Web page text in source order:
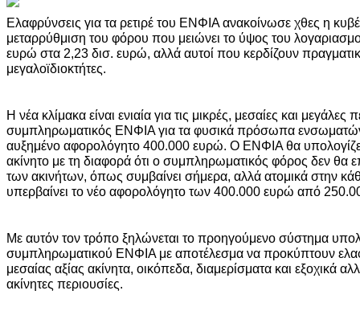
Ελαφρύνσεις για τα ρετιρέ του ΕΝΦΙΑ ανακοίνωσε χθες η
μεταρρύθμιση του φόρου που μειώνει το ύψος του
ευρώ στα 2,23 δισ. ευρώ, αλλά αυτοί που κερδίζουν
μεγαλοϊδιοκτήτες.
Η νέα κλίμακα είναι ενιαία για τις μικρές, μεσαίες και
συμπληρωματικός ΕΝΦΙΑ για τα φυσικά πρόσωπα
αυξημένο αφορολόγητο 400.000 ευρώ. Ο ΕΝΦΙΑ θα
ακίνητο με τη διαφορά ότι ο συμπληρωματικός φόρος δεν θα
των ακινήτων, όπως συμβαίνει σήμερα, αλλά ατομικά στην
υπερβαίνει το νέο αφορολόγητο των 400.000 ευρώ από
Με αυτόν τον τρόπο ξηλώνεται το προηγούμενο σύστημα
συμπληρωματικού ΕΝΦΙΑ με αποτέλεσμα να προκύπτουν
μεσαίας αξίας ακίνητα, οικόπεδα, διαμερίσματα και εξοχικά
ακίνητες περιουσίες.